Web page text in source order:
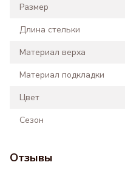
Размер
Длина стельки
Материал верха
Материал подкладки
Цвет
Сезон
Отзывы